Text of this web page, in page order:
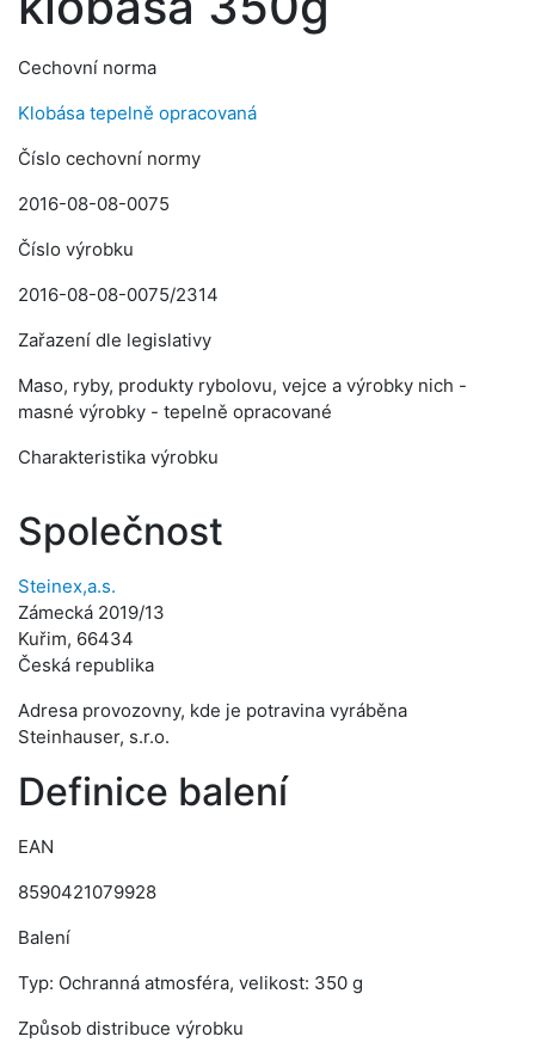
Cechovní norma
Klobása tepelně opracovaná
Číslo cechovní normy
2016-08-08-0075
Číslo výrobku
2016-08-08-0075/2314
Zařazení dle legislativy
Maso, ryby, produkty rybolovu, vejce a výrobky nich -
masné výrobky - tepelně opracované
Charakteristika výrobku
Společnost
Steinex,a.s.
Zámecká 2019/13
Kuřim, 66434
Česká republika
Adresa provozovny, kde je potravina vyráběna
Steinhauser, s.r.o.
Definice balení
EAN
8590421079928
Balení
Typ: Ochranná atmosféra, velikost: 350 g
Způsob distribuce výrobku